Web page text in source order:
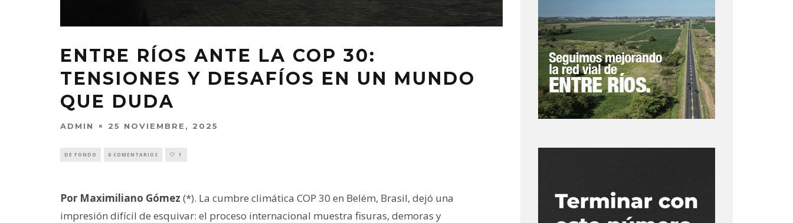
ENTRE RÍOS ANTE LA COP 30:
TENSIONES Y DESAFÍOS EN UN MUNDO
QUE DUDA
ADMIN 25 NOVIEMBRE, 2025
DE FONDO 0 COMENTARIOS 1
Por Maximiliano Gómez (*). La cumbre climática COP 30 en Belém, Brasil, dejó una
impresión difícil de esquivar: el proceso internacional muestra fisuras, demoras y